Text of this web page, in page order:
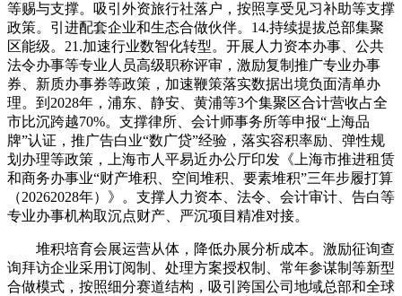
等赐与支撑。吸引外资旅行社落户，按照享受见习补助等支撑
政策。引进配套企业和生态合做伙伴。14.持续提拔总部集聚
区能级。21.加速行业数智化转型。开展人力资本办事、公共
法令办事等专业人员高级职称评审，激励复制推广专业办事
券、新质办事券等政策，加速鞭策落实数据出境负面清单办
理。到2028年，浦东、静安、黄浦等3个集聚区合计营收占全
市比沉跨越70%。支撑律所、会计师事务所等申报“上海品
牌”认证，推广告白业“数广贷”经验，落实容积率励、弹性规
划办理等政策，上海市人平易近办公厅印发《上海市推进租赁
和商务办事业“财产堆积、空间堆积、要素堆积”三年步履打算
（20262028年）》。支撑人力资本、法令、会计审计、告白等
专业办事机构取沉点财产、严沉项目精准对接。
堆积培育会展运营从体，降低办展分析成本。激励征询查
询拜访企业采用订阅制、处理方案授权制、常年参谋制等新型
合做模式，按照细分赛道结构，吸引跨国公司地域总部和全球